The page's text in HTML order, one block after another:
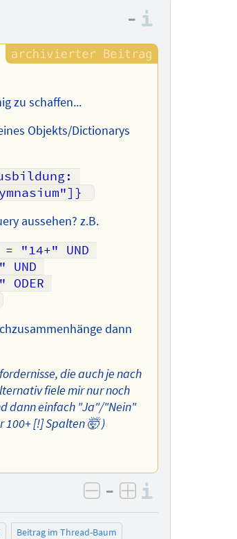
–
zu schaffen...
Objekts/Dictionarys
aussehen? z.B.
"14+" UND
dann
die auch je nach
fiele mir nur noch
dann einfach "Ja"/"Nein"
100+ [!] Spalten 🤯 )
negativ bewerten
– positiv bewerten
Beitrag im Thread-Baum